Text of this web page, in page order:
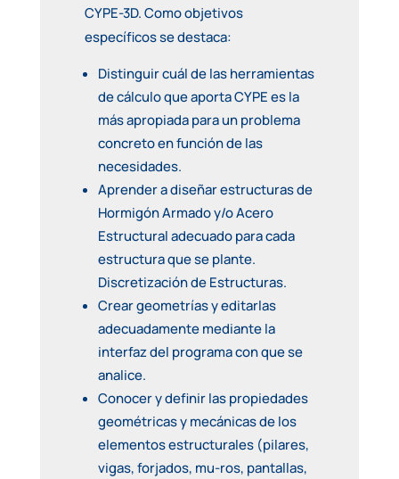
CYPE-3D. Como objetivos
específicos se destaca:
Distinguir cuál de las herramientas
de cálculo que aporta CYPE es la
más apropiada para un problema
concreto en función de las
necesidades.
Aprender a diseñar estructuras de
Hormigón Armado y/o Acero
Estructural adecuado para cada
estructura que se plante.
Discretización de Estructuras.
Crear geometrías y editarlas
adecuadamente mediante la
interfaz del programa con que se
analice.
Conocer y definir las propiedades
geométricas y mecánicas de los
elementos estructurales (pilares,
vigas, forjados, mu-ros, pantallas,